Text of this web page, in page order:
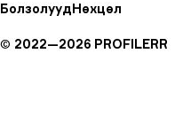
БолзолуудНөхцөл
© 2022—2026 PROFILERR